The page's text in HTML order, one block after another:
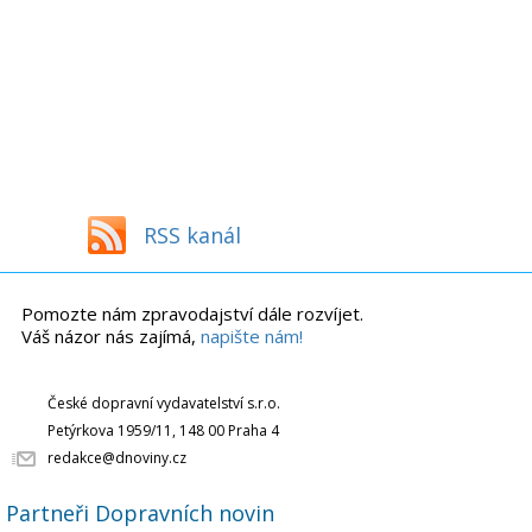
RSS kanál
Pomozte nám zpravodajství dále rozvíjet.
Váš názor nás zajímá, napište nám!
České dopravní vydavatelství s.r.o.
Petýrkova 1959/11, 148 00 Praha 4
redakce@dnoviny.cz
Partneři Dopravních novin